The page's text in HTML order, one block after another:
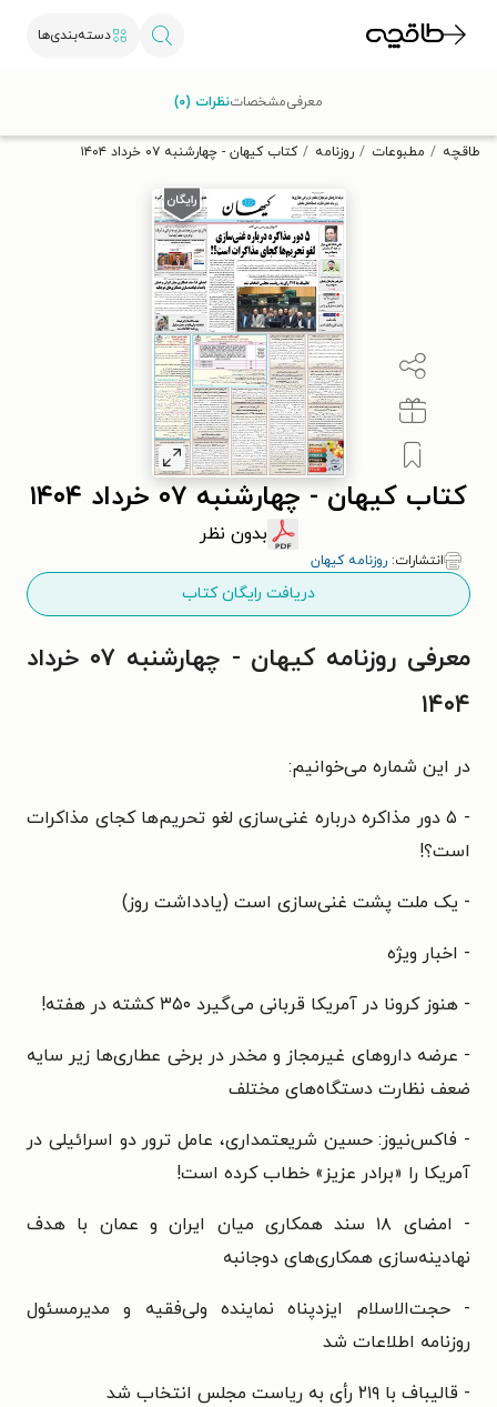
دسته‌بندی‌ها
تخفیف از طاقچه دریافت کن.
طاقچه مطبوعات روزنامه کتاب کیهان - چهارشنبه ۰۷ خرداد ۱۴۰۴
کتاب کیهان - چهارشنبه ۰۷ خرداد ۱۴۰۴
بدون نظر
انتشارات: روزنامه کیهان
دریافت رایگان کتاب
معرفیمشخصاتنظرات (۰)
معرفی روزنامه کیهان - چهارشنبه ۰۷ خرداد
۱۴۰۴
در این شماره می‌خوانیم:
- ۵ دور مذاکره درباره غنی‌سازی لغو تحریم‌ها کجای مذاکرات
است؟!
- یک ملت پشت غنی‌سازی است (یادداشت روز)
- اخبار ویژه
- هنوز کرونا در آمریکا قربانی می‌گیرد ۳۵۰ کشته در هفته!
- عرضه داروهای غیرمجاز و مخدر در برخی عطاری‌ها زیر سایه
ضعف نظارت دستگاه‌های مختلف
- فاکس‌نیوز: حسین شریعتمداری، عامل ترور دو اسرائیلی در
آمریکا را «برادر عزیز» خطاب کرده است!
- امضای ۱۸ سند همکاری میان ایران و عمان با هدف
نهادینه‌سازی همکاری‌های دوجانبه
- حجت‌الاسلام‌ ایزدپناه نماینده ولی‌فقیه و مدیرمسئول
روزنامه اطلاعات شد
- قالیباف با ۲۱۹ رأی به ریاست ‌مجلس انتخاب شد